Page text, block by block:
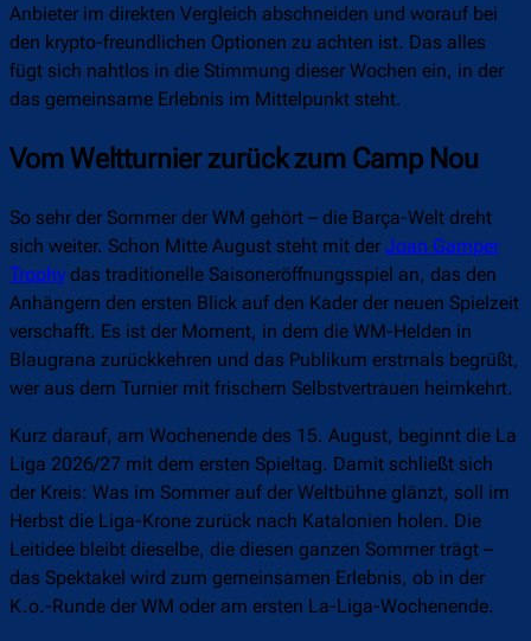
Anbieter im direkten Vergleich abschneiden und worauf bei
den krypto-freundlichen Optionen zu achten ist. Das alles
fügt sich nahtlos in die Stimmung dieser Wochen ein, in der
das gemeinsame Erlebnis im Mittelpunkt steht.
Vom Weltturnier zurück zum Camp Nou
So sehr der Sommer der WM gehört – die Barça-Welt dreht
sich weiter. Schon Mitte August steht mit der Joan Gamper
Trophy das traditionelle Saisoneröffnungsspiel an, das den
Anhängern den ersten Blick auf den Kader der neuen Spielzeit
verschafft. Es ist der Moment, in dem die WM-Helden in
Blaugrana zurückkehren und das Publikum erstmals begrüßt,
wer aus dem Turnier mit frischem Selbstvertrauen heimkehrt.
Kurz darauf, am Wochenende des 15. August, beginnt die La
Liga 2026/27 mit dem ersten Spieltag. Damit schließt sich
der Kreis: Was im Sommer auf der Weltbühne glänzt, soll im
Herbst die Liga-Krone zurück nach Katalonien holen. Die
Leitidee bleibt dieselbe, die diesen ganzen Sommer trägt –
das Spektakel wird zum gemeinsamen Erlebnis, ob in der
K.o.-Runde der WM oder am ersten La-Liga-Wochenende.